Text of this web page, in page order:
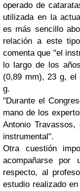
operado de
utilizada en la
es más sencillo
relación a este
comenta que "el
lo largo de los
(0,89 mm), 23 g, el
g.
"Durante el
mano de los
Antonio
instrumental".
Otra cuestión
acompañarse por
respecto, al
estudio realizado